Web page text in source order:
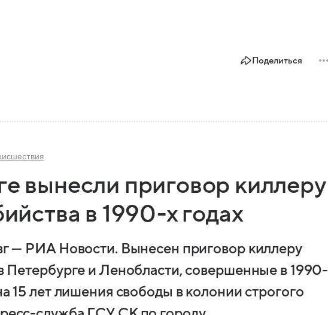
Поделиться
вынесли приговор киллеру
в 1990-х годах
— РИА Новости. Вынесен приговор киллеру
Петербурге и Ленобласти, совершенные в 1990-
15 лет лишения свободы в колонии строгого